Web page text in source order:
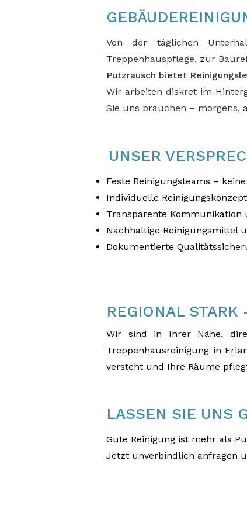
Von der täglichen
Treppenhauspflege, zur
Putzrausch bietet
Wir arbeiten diskret im
Sie uns brauchen – morgens,
UNSER
Feste Reinigungsteams –
Individuelle
Transparente
Nachhaltige Reinigungsmittel
Dokumentierte
REGIONAL
Wir sind in Ihrer Nähe,
Treppenhausreinigung in
versteht und Ihre Räume
LASSEN SIE UNS
Gute Reinigung ist mehr als
Jetzt unverbindlich anfragen